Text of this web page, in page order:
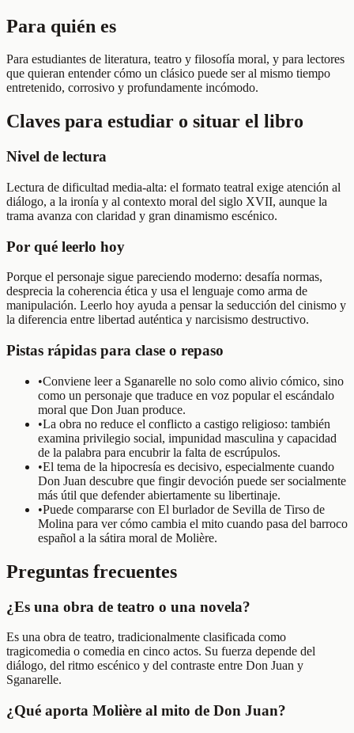
Para quién es
Para estudiantes de literatura, teatro y filosofía moral, y para lectores
que quieran entender cómo un clásico puede ser al mismo tiempo
entretenido, corrosivo y profundamente incómodo.
Claves para estudiar o situar el libro
Nivel de lectura
Lectura de dificultad media-alta: el formato teatral exige atención al
diálogo, a la ironía y al contexto moral del siglo XVII, aunque la
trama avanza con claridad y gran dinamismo escénico.
Por qué leerlo hoy
Porque el personaje sigue pareciendo moderno: desafía normas,
desprecia la coherencia ética y usa el lenguaje como arma de
manipulación. Leerlo hoy ayuda a pensar la seducción del cinismo y
la diferencia entre libertad auténtica y narcisismo destructivo.
Pistas rápidas para clase o repaso
•Conviene leer a Sganarelle no solo como alivio cómico, sino
como un personaje que traduce en voz popular el escándalo
moral que Don Juan produce.
•La obra no reduce el conflicto a castigo religioso: también
examina privilegio social, impunidad masculina y capacidad
de la palabra para encubrir la falta de escrúpulos.
•El tema de la hipocresía es decisivo, especialmente cuando
Don Juan descubre que fingir devoción puede ser socialmente
más útil que defender abiertamente su libertinaje.
•Puede compararse con El burlador de Sevilla de Tirso de
Molina para ver cómo cambia el mito cuando pasa del barroco
español a la sátira moral de Molière.
Preguntas frecuentes
¿Es una obra de teatro o una novela?
Es una obra de teatro, tradicionalmente clasificada como
tragicomedia o comedia en cinco actos. Su fuerza depende del
diálogo, del ritmo escénico y del contraste entre Don Juan y
Sganarelle.
¿Qué aporta Molière al mito de Don Juan?